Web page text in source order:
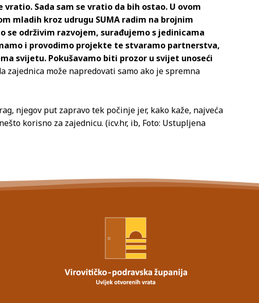
Sada sam se vratio da bih ostao. U ovom
mladih kroz udrugu SUMA radim na brojnim
se održivim razvojem, surađujemo s jedinicama
i provodimo projekte te stvaramo partnerstva,
svijetu. Pokušavamo biti prozor u svijet unoseći
zajednica može napredovati samo ako je spremna
njegov put zapravo tek počinje jer, kako kaže, najveća
korisno za zajednicu. (icv.hr, ib, Foto: Ustupljena